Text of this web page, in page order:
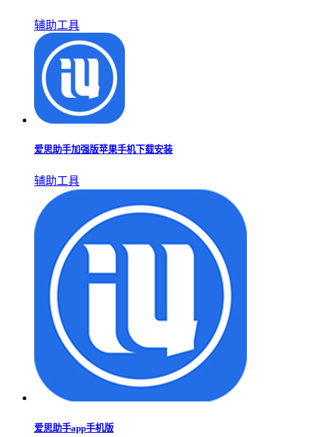
辅助工具
爱思助手加强版苹果手机下载安装
辅助工具
爱思助手app手机版